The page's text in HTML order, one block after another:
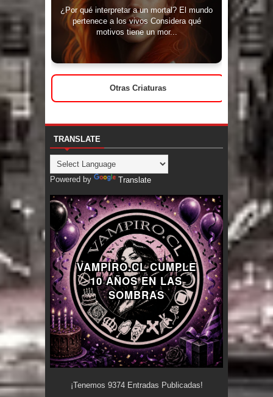
¿Por qué interpretar a un mortal? El mundo
pertenece a los vivos Considera qué
motivos tiene un mor...
Otras Criaturas
TRANSLATE
Powered by Translate
VAMPIRO.CL CUMPLE
10 AÑOS EN LAS
SOMBRAS
¡Tenemos 9374Entradas Publicadas!